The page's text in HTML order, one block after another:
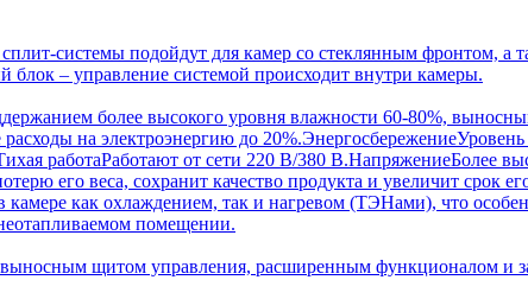
системы подойдут для камер со стеклянным фронтом, а
блок – управление системой происходит внутри камеры.
более высокого уровня влажности 60-80%,
на электроэнергию до
работаРаботают от сети 220 В/380 В.НапряжениеБолее
его веса, сохранит качество продукта и увеличит срок
как охлаждением, так и нагревом (ТЭНами), что
помещении.
щитом управления, расширенным функционалом и